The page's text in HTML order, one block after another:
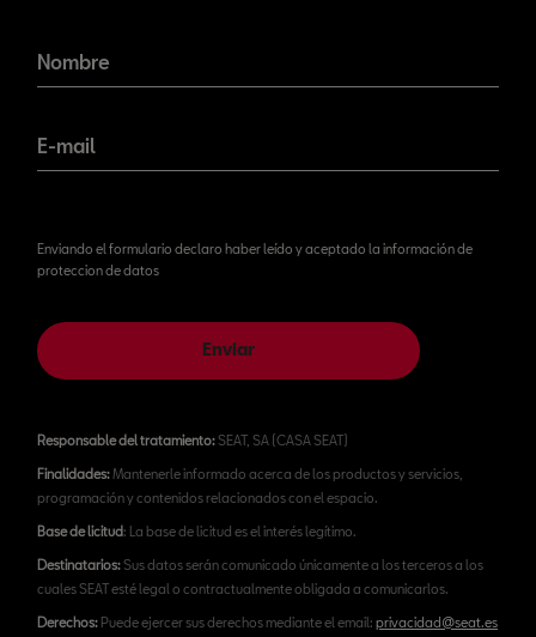
novedades!
Nombre
E-mail
Enviando el formulario declaro haber leído y aceptado la información de
proteccion de datos
Enviar
Responsable del tratamiento:SEAT, SA (CASA SEAT)
Finalidades:Mantenerle informado acerca de los productos y servicios,
programación y contenidos relacionados con el espacio.
Base de licitud: La base de licitud es el interés legítimo.
Destinatarios:Sus datos serán comunicado únicamente a los terceros a los
cuales SEAT esté legal o contractualmente obligada a comunicarlos.
Derechos: Puede ejercer sus derechos mediante el email: privacidad@seat.es